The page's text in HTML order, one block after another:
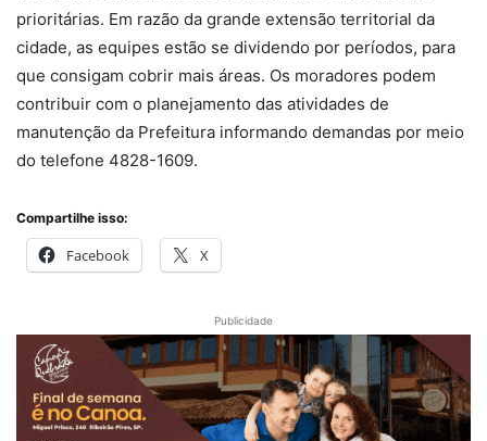
prioritárias. Em razão da grande extensão territorial da
cidade, as equipes estão se dividendo por períodos, para
que consigam cobrir mais áreas. Os moradores podem
contribuir com o planejamento das atividades de
manutenção da Prefeitura informando demandas por meio
do telefone 4828-1609.
Compartilhe isso:
Facebook X
Publicidade